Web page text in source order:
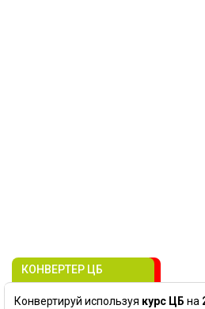
КОНВЕРТЕР ЦБ
Конвертируй используя курс ЦБ на